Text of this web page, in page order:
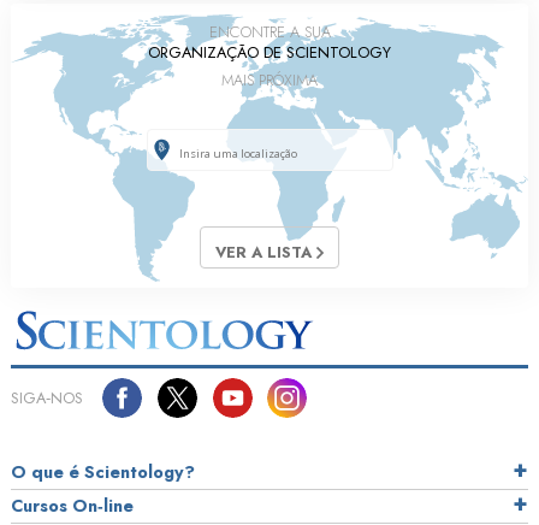
ENCONTRE A SUA
ORGANIZAÇÃO DE SCIENTOLOGY
MAIS PRÓXIMA
VER A LISTA
SIGA‑NOS
O que é Scientology?
Cursos On‑line